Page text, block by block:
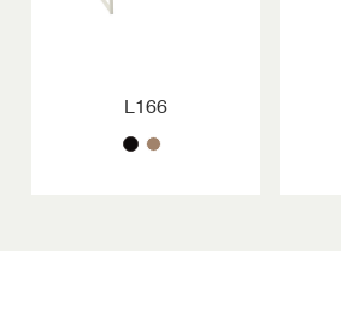
L166